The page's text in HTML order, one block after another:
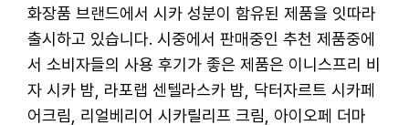
화장품 브랜드에서 시카 성분이 함유된 제품을 잇따라
출시하고 있습니다. 시중에서 판매중인 추천 제품중에
서 소비자들의 사용 후기가 좋은 제품은 이니스프리 비
자 시카 밤, 라포랩 센텔라스카 밤, 닥터자르트 시카페
어크림, 리얼베리어 시카릴리프 크림, 아이오페 더마